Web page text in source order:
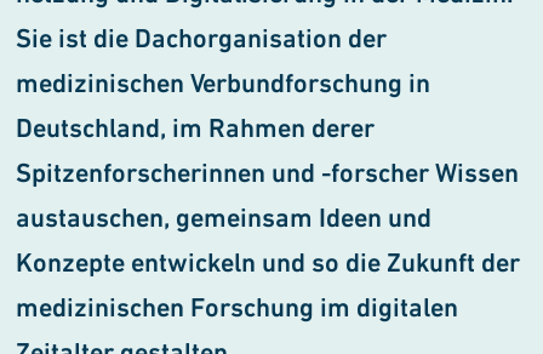
Sie ist die Dachorganisation der
medizinischen Verbundforschung in
Deutschland, im Rahmen derer
Spitzenforscherinnen und -forscher Wissen
austauschen, gemeinsam Ideen und
Konzepte entwickeln und so die Zukunft der
medizinischen Forschung im digitalen